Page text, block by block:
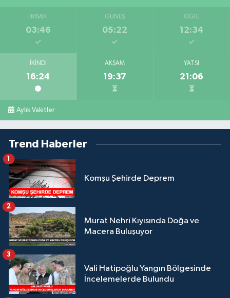
İMSAK
03:46
GÜNEŞ
05:22
ÖĞLE
12:34
İKINDI
16:24
AKŞAM
19:37
YATSI
21:06
Aylık Vakitler
Trend Haberler
Komşu Şehirde Deprem
1
Murat Nehri Kıyısında Doğa ve
Macera Buluşuyor
2
Vali Hatipoğlu Yangın Bölgesinde
İncelemelerde Bulundu
3